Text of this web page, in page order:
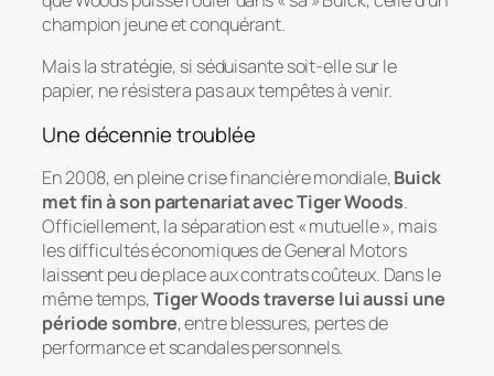
champion jeune et conquérant.
Mais la stratégie, si séduisante soit-elle sur le
papier, ne résistera pas aux tempêtes à venir.
Une décennie troublée
En 2008, en pleine crise financière mondiale,Buick
met fin à son partenariat avec Tiger Woods.
Officiellement, la séparation est « mutuelle », mais
les difficultés économiques de General Motors
laissent peu de place aux contrats coûteux. Dans le
même temps,Tiger Woods traverse lui aussi une
période sombre, entre blessures, pertes de
performance et scandales personnels.